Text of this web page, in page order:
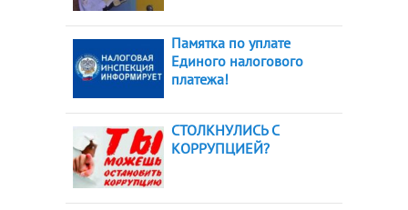
Памятка по уплате
Единого налогового
платежа!
СТОЛКНУЛИСЬ С
КОРРУПЦИЕЙ?